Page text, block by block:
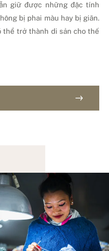
giữ được những đặc tính
bị phai màu hay bị giãn.
thể trở thành di sản cho thế